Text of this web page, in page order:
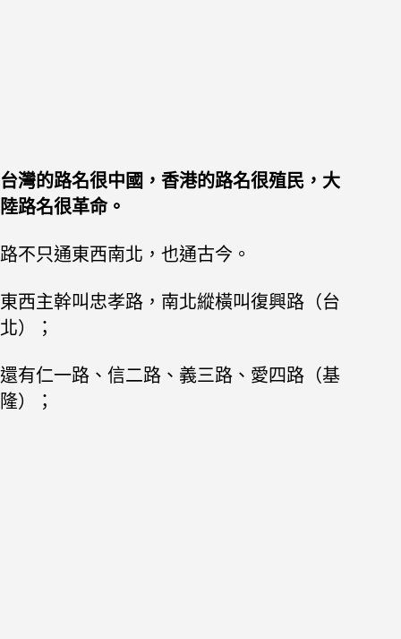
台灣的路名很中國，香港的路名很殖民，大
陸路名很革命。
路不只通東西南北，也通古今。
東西主幹叫忠孝路，南北縱橫叫復興路（台
北）；
還有仁一路、信二路、義三路、愛四路（基
隆）；